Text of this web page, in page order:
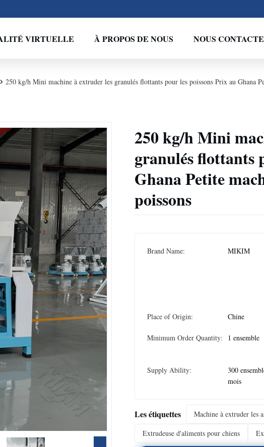
VIRTUELLE À PROPOS DE NOUS NOUS
250 kg/h Mini machine à extruder les granulés flottants pour les poissons Prix au Ghana
250 kg/h Mini
granulés flottants
Ghana Petite
poissons
Brand Name: MIKIM
Place of Origin: Chine
Minimum Order Quantity: 1 ensemble
Supply Ability:
300
mois
Les étiquettes
Machine à extruder les
Extrudeuse d'aliments pour chiens